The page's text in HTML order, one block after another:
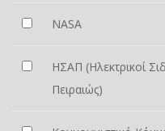
NASA
ΗΣΑΠ (Ηλεκτρικοί
Πειραιώς)